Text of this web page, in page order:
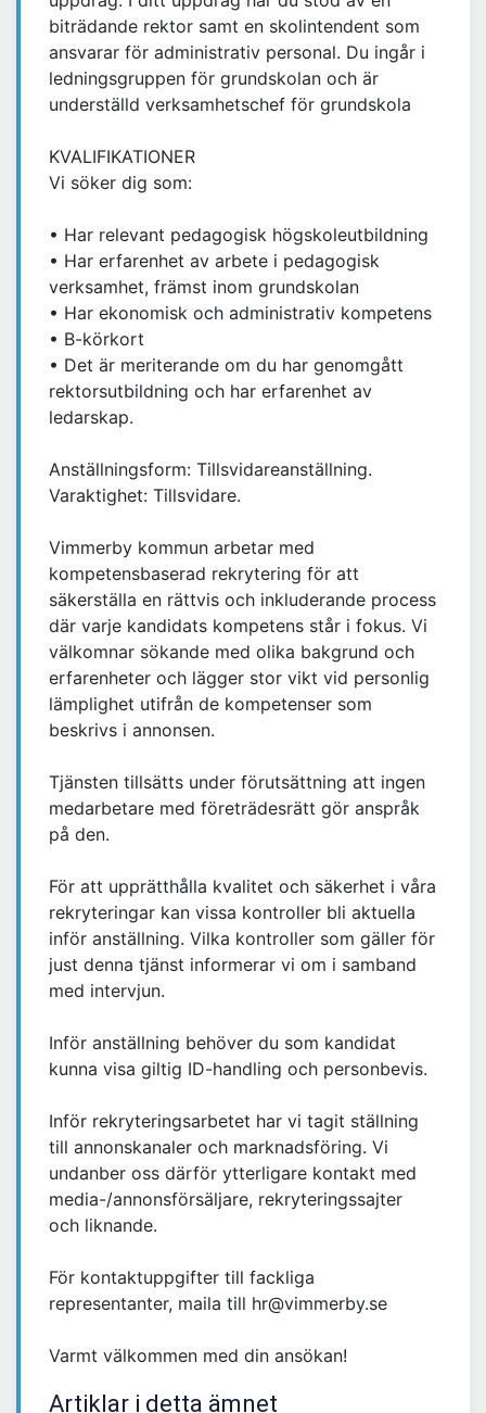
biträdande rektor samt en skolintendent som
ansvarar för administrativ personal. Du ingår i
ledningsgruppen för grundskolan och är
underställd verksamhetschef för grundskola
KVALIFIKATIONER
Vi söker dig som:
• Har relevant pedagogisk högskoleutbildning
• Har erfarenhet av arbete i pedagogisk
verksamhet, främst inom grundskolan
• Har ekonomisk och administrativ kompetens
• B-körkort
• Det är meriterande om du har genomgått
rektorsutbildning och har erfarenhet av
ledarskap.
Anställningsform: Tillsvidareanställning.
Varaktighet: Tillsvidare.
Vimmerby kommun arbetar med
kompetensbaserad rekrytering för att
säkerställa en rättvis och inkluderande process
där varje kandidats kompetens står i fokus. Vi
välkomnar sökande med olika bakgrund och
erfarenheter och lägger stor vikt vid personlig
lämplighet utifrån de kompetenser som
beskrivs i annonsen.
Tjänsten tillsätts under förutsättning att ingen
medarbetare med företrädesrätt gör anspråk
på den.
För att upprätthålla kvalitet och säkerhet i våra
rekryteringar kan vissa kontroller bli aktuella
inför anställning. Vilka kontroller som gäller för
just denna tjänst informerar vi om i samband
med intervjun.
Inför anställning behöver du som kandidat
kunna visa giltig ID-handling och personbevis.
Inför rekryteringsarbetet har vi tagit ställning
till annonskanaler och marknadsföring. Vi
undanber oss därför ytterligare kontakt med
media-/annonsförsäljare, rekryteringssajter
och liknande.
För kontaktuppgifter till fackliga
representanter, maila till hr@vimmerby.se
Varmt välkommen med din ansökan!
Artiklar i detta ämnet